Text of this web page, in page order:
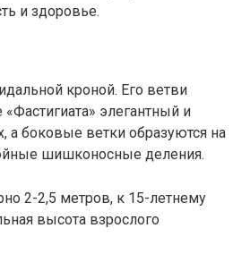
и здоровье.
кроной. Его ветви
«Фастигиата» элегантный и
боковые ветки образуются на
шишконосные деления.
2-2,5 метров, к 15-летнему
высота взрослого